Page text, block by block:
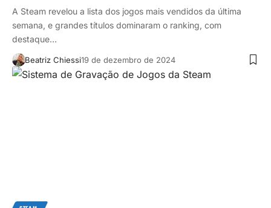
A Steam revelou a lista dos jogos mais vendidos da última
semana, e grandes títulos dominaram o ranking, com
destaque…
Beatriz Chiessi19 de dezembro de 2024